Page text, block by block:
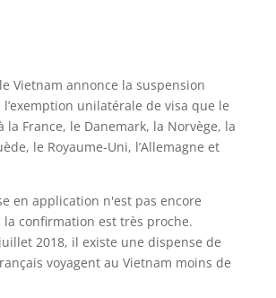
Vietnam annonce la suspension
unilatérale de visa que le
la France, le Danemark, la Norvège, la
le Royaume-Uni, l’Allemagne et
en application n'est pas encore
la confirmation est très proche.
2018, il existe une dispense de
voyagent au Vietnam moins de